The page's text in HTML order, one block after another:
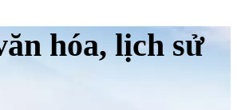
hóa, lịch sử